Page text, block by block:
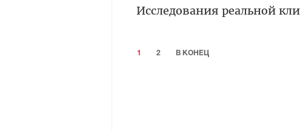
Исследования реальной
1 2 В КОНЕЦ